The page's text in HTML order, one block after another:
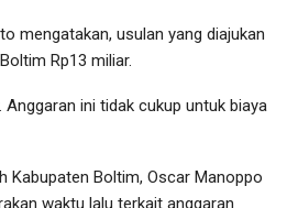
mengatakan, usulan yang diajukan
Rp13 miliar.
Anggaran ini tidak cukup untuk biaya
Kabupaten Boltim, Oscar Manoppo
waktu lalu terkait anggaran